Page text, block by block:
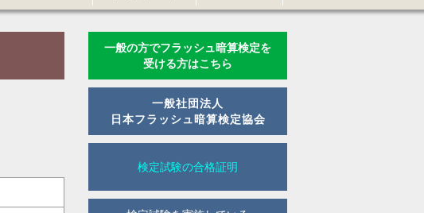
一般の方でフラッシュ暗算検定を
受ける方はこちら
一般社団法人
日本フラッシュ暗算検定協会
検定試験の合格証明